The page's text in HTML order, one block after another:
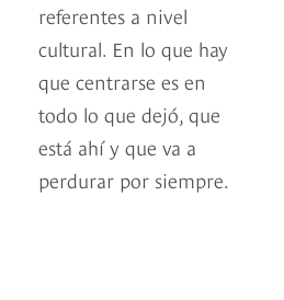
referentes a nivel
cultural. En lo que hay
que centrarse es en
todo lo que dejó, que
está ahí y que va a
perdurar por siempre.